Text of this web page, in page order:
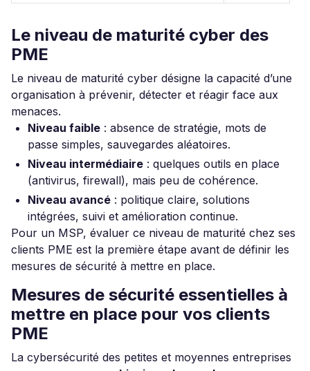
Le niveau de maturité cyber des
PME
Le niveau de maturité cyber désigne la capacité d’une
organisation à prévenir, détecter et réagir face aux
menaces.
Niveau faible : absence de stratégie, mots de
passe simples, sauvegardes aléatoires.
Niveau intermédiaire : quelques outils en place
(antivirus, firewall), mais peu de cohérence.
Niveau avancé : politique claire, solutions
intégrées, suivi et amélioration continue.
Pour un MSP, évaluer ce niveau de maturité chez ses
clients PME est la première étape avant de définir les
mesures de sécurité à mettre en place.
Mesures de sécurité essentielles à
mettre en place pour vos clients
PME
La cybersécurité des petites et moyennes entreprises